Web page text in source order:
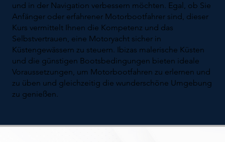
und in der Navigation verbessern möchten. Egal, ob Sie
Anfänger oder erfahrener Motorbootfahrer sind, dieser
Kurs vermittelt Ihnen die Kompetenz und das
Selbstvertrauen, eine Motoryacht sicher in
Küstengewässern zu steuern. Ibizas malerische Küsten
und die günstigen Bootsbedingungen bieten ideale
Voraussetzungen, um Motorbootfahren zu erlernen und
zu üben und gleichzeitig die wunderschöne Umgebung
zu genießen.